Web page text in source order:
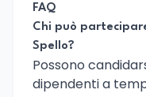
FAQ
Chi può
Spello?
Possono
dipendenti a